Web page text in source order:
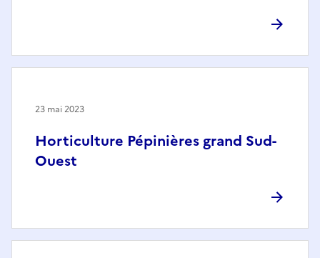
Horticulture Pépinières grand Sud-
Ouest
23 mai 2023